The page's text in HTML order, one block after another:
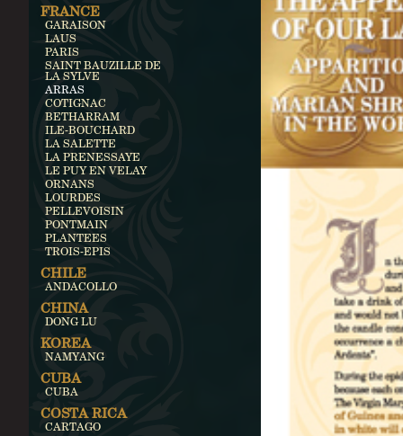
FRANCE
GARAISON
LAUS
PARIS
SAINT BAUZILLE DE
LA SYLVE
ARRAS
COTIGNAC
BETHARRAM
ILE-BOUCHARD
LA SALETTE
LA PRENESSAYE
LE PUY EN VELAY
ORNANS
LOURDES
PELLEVOISIN
PONTMAIN
PLANTEES
TROIS-EPIS
CHILE
ANDACOLLO
CHINA
DONG LU
KOREA
NAMYANG
CUBA
CUBA
COSTA RICA
CARTAGO